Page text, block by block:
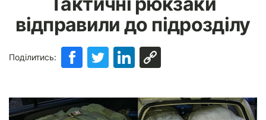
відправили до підрозділу
Поділитись: